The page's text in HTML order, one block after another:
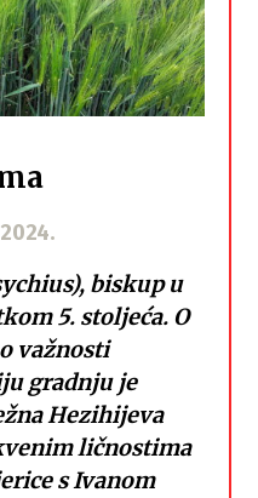
biskup u
5. stoljeća. O
važnosti
gradnju je
Hezihijeva
ličnostima
s Ivanom